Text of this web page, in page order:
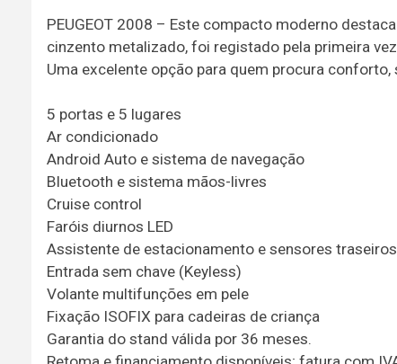
PEUGEOT 2008 – Este compacto moderno
cinzento metalizado, foi registado pela primeira
Uma excelente opção para quem procura conforto,
5 portas e 5 lugares
Ar condicionado
Android Auto e sistema de navegação
Bluetooth e sistema mãos-livres
Cruise control
Faróis diurnos LED
Assistente de estacionamento e sensores traseiros
Entrada sem chave (Keyless)
Volante multifunções em pele
Fixação ISOFIX para cadeiras de criança
Garantia do stand válida por 36 meses.